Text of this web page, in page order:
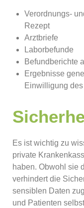
Verordnungs-
Rezept
Arztbriefe
Laborbefunde
Befundberichte
Ergebnisse
Einwilligung
Es ist wichtig zu
private
haben. Obwohl sie
verhindert die
sensiblen Daten
und Patienten